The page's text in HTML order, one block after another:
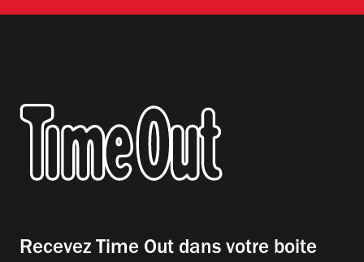
Recevez Time Out dans votre boite